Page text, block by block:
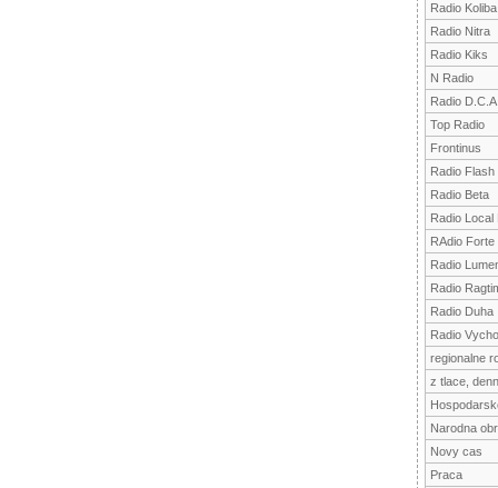
Radio Koliba
Radio Nitra
Radio Kiks
N Radio
Radio
Top Radio
Frontinus
Radio Flash
Radio Beta
Radio Local
RAdio Forte
Radio
Radio
Radio Duha
Radio
regionalne
z tlace,
Narodna
Novy cas
Praca